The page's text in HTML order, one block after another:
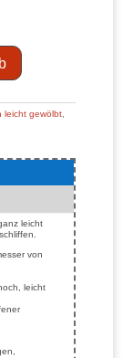
leicht gewölbt,
leicht
von
leicht